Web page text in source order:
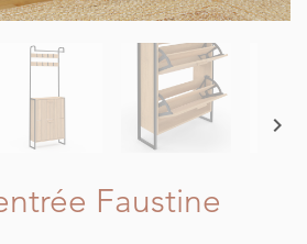

Faustine